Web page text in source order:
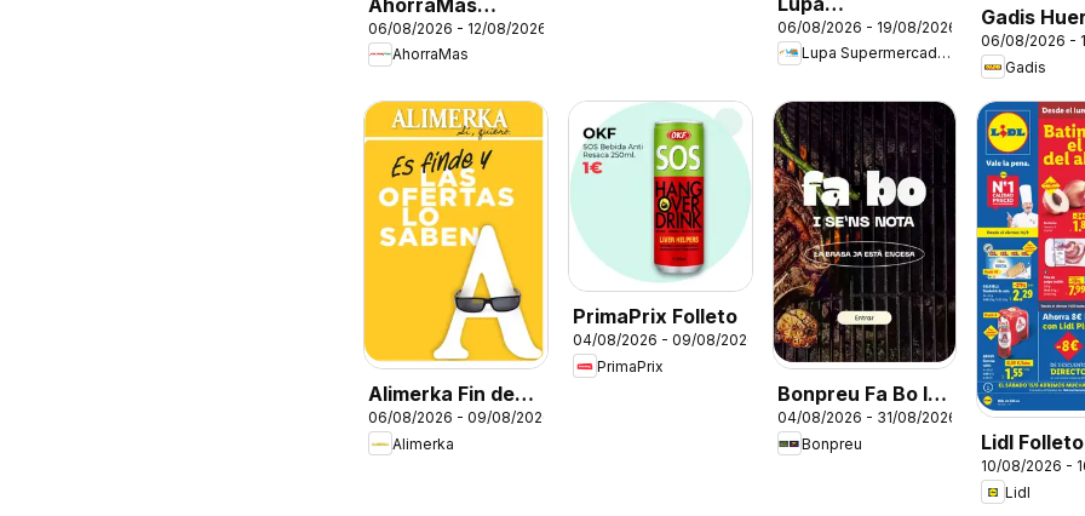
Folleto
06/08/2026 - 12/08/2026
AhorraMas
Supermercados
Folleto
06/08/2026 - 19/08/2026
Lupa Supermercados
Gadis
06/08/2026 -
Gadis
Alimerka Fin de
semana
06/08/2026 - 09/08/2026
Alimerka
PrimaPrix Folleto
04/08/2026 - 09/08/2026
PrimaPrix
Bonpreu Fa Bo I
Se'ns Nota
04/08/2026 - 31/08/2026
Bonpreu
Lidl Folleto
10/08/2026 -
Lidl